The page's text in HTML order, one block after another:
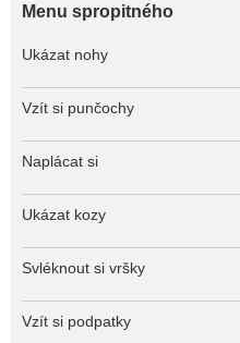
Menu spropitného
Ukázat nohy
Vzít si punčochy
Naplácat si
Ukázat kozy
Svléknout si vršky
Vzít si podpatky